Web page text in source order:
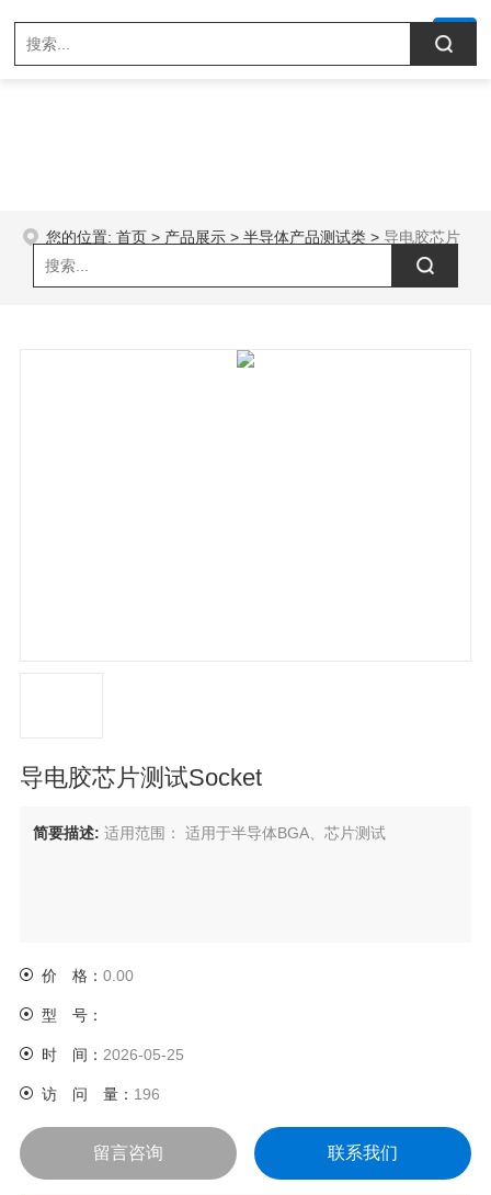
您的位置: 首页 > 产品展示 > 半导体产品测试类 > 导电胶芯片
测试Socket
导电胶芯片测试Socket
简要描述: 适用范围： 适用于半导体BGA、芯片测试
价 格： 0.00
型 号：
时 间： 2026-05-25
访 问 量： 196
留言咨询 联系我们